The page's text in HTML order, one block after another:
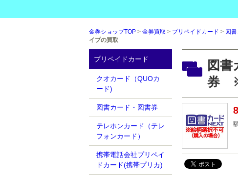
金券ショップTOP > 金券買取 > プリペイドカード > 図
イプの買取
図書
券
プリペイドカード
クオカード（QUOカ
ード)
図書カード・図書券
テレホンカード（テレ
フォンカード）
携帯電話会社プリペイ
ドカード(携帯プリカ)